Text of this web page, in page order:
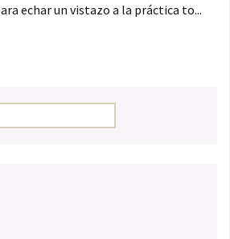
echar un vistazo a la práctica to...